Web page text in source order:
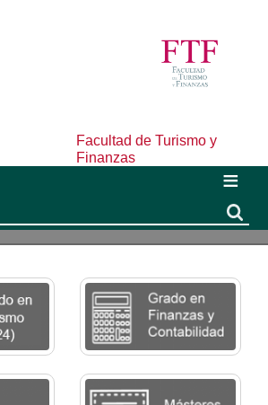
Facultad de Turismo y
Finanzas